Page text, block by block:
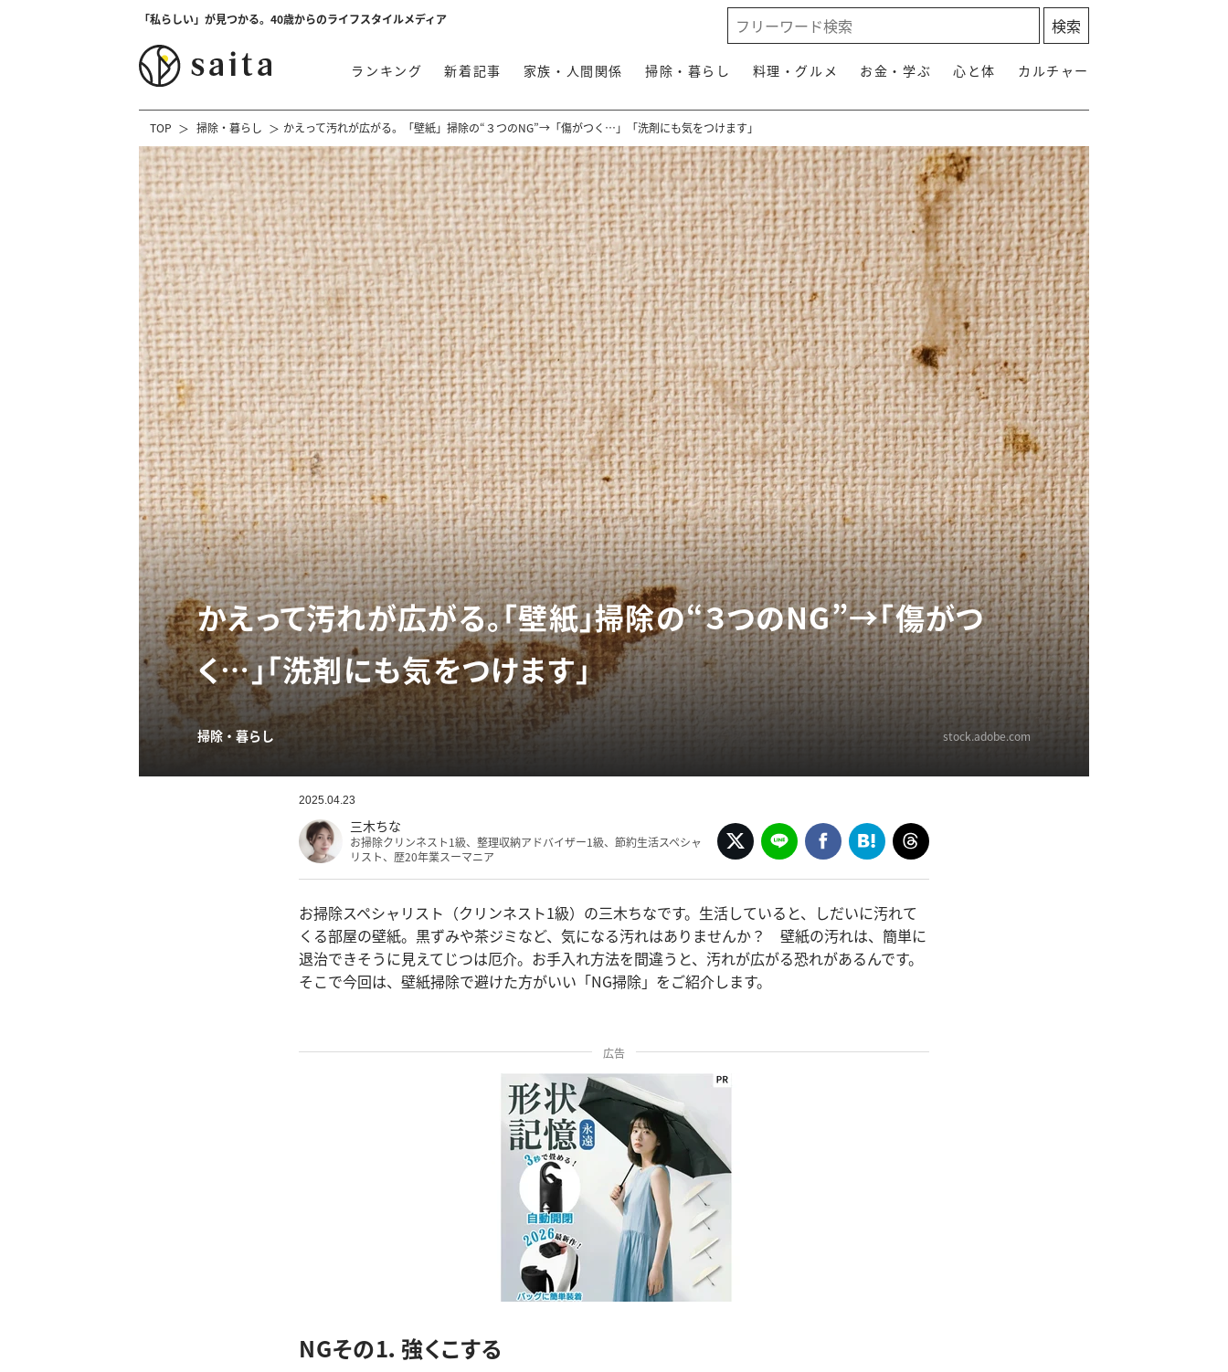
「私らしい」が見つかる。40歳からのライフスタイルメディア
ランキング 新着記事 家族・人間関係 掃除・暮らし 料理・グルメ お金・学ぶ 心と体 カルチャー
TOP 掃除・暮らし かえって汚れが広がる。「壁紙」掃除の“３つのNG”→「傷がつく…」「洗剤にも気をつけます」
かえって汚れが広がる。「壁紙」掃除の“３つのNG”→「傷がつ
く…」「洗剤にも気をつけます」
掃除・暮らし stock.adobe.com
2025.04.23
三木ちな
お掃除クリンネスト1級、整理収納アドバイザー1級、節約生活スペシャ
リスト、歴20年業スーマニア
お掃除スペシャリスト（クリンネスト1級）の三木ちなです。生活していると、しだいに汚れて
くる部屋の壁紙。黒ずみや茶ジミなど、気になる汚れはありませんか？ 壁紙の汚れは、簡単に
退治できそうに見えてじつは厄介。お手入れ方法を間違うと、汚れが広がる恐れがあるんです。
そこで今回は、壁紙掃除で避けた方がいい「NG掃除」をご紹介します。
広告
NGその1．強くこする